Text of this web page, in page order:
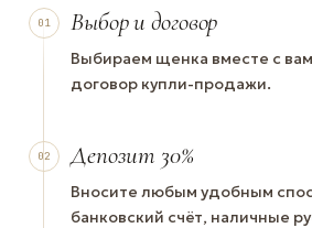
01 Выбор и договор
Выбираем щенка вместе с
договор купли-продажи.
02 Депозит 30%
Вносите любым удобным
банковский счёт, наличные